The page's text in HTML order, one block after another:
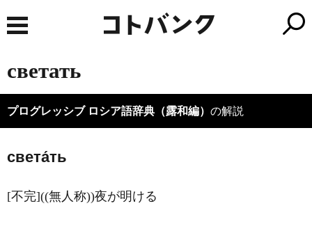
светать
プログレッシブ ロシア語辞典（露和編） の解説
света́ть
[不完]((無人称))夜が明ける